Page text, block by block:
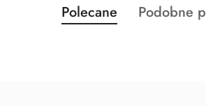
Pomiń karuzelę produktów
Produkty
o
Polecane
Produkty
Podobne